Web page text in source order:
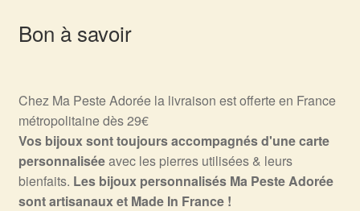
Bon à savoir
Chez Ma Peste Adorée la livraison est offerte en France
métropolitaine dès 29€
Vos bijoux sont toujours accompagnés d'une carte
personnaliséeavec les pierres utilisées & leurs
bienfaits. Les bijoux personnalisés Ma Peste Adorée
sont artisanaux et Made In France !